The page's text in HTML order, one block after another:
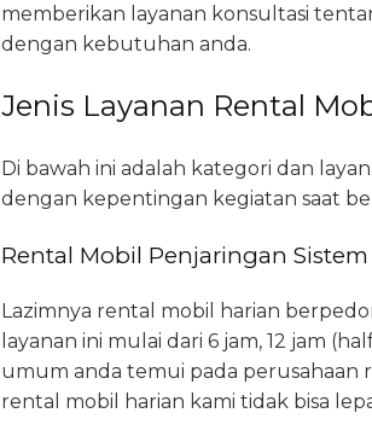
memberikan layanan konsultasi
dengan kebutuhan anda.
Jenis Layanan Rental
Di bawah ini adalah kategori dan
dengan kepentingan kegiatan saat
Rental Mobil Penjaringan
Lazimnya rental mobil harian
layanan ini mulai dari 6 jam, 12 jam
umum anda temui pada perusahaan
rental mobil harian kami tidak bisa